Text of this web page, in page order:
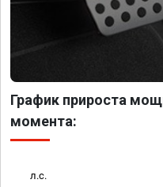
График прироста
момента:
л.с.